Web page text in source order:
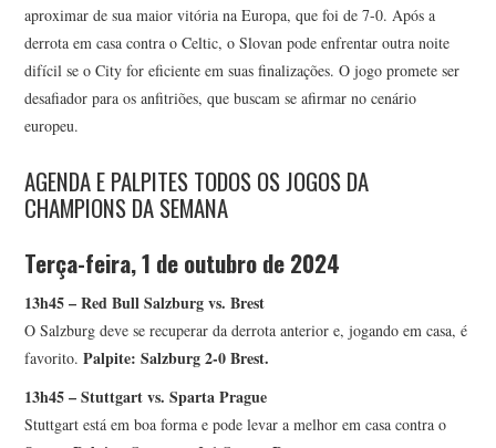
aproximar de sua maior vitória na Europa, que foi de 7-0. Após a
derrota em casa contra o Celtic, o Slovan pode enfrentar outra noite
difícil se o City for eficiente em suas finalizações. O jogo promete ser
desafiador para os anfitriões, que buscam se afirmar no cenário
europeu.
AGENDA E PALPITES TODOS OS JOGOS DA
CHAMPIONS DA SEMANA
Terça-feira, 1 de outubro de 2024
13h45 – Red Bull Salzburg vs. Brest
O Salzburg deve se recuperar da derrota anterior e, jogando em casa, é
favorito.Palpite: Salzburg 2-0 Brest.
13h45 – Stuttgart vs. Sparta Prague
Stuttgart está em boa forma e pode levar a melhor em casa contra o